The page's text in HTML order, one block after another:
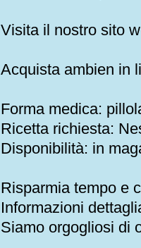
Visita il nostro sito
Acquista ambien in
Forma medica:
Ricetta richiesta:
Disponibilità: in
Risparmia tempo e
Informazioni
Siamo orgogliosi di